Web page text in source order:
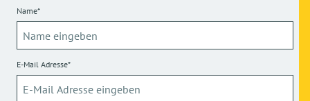
Name*
E-Mail Adresse*